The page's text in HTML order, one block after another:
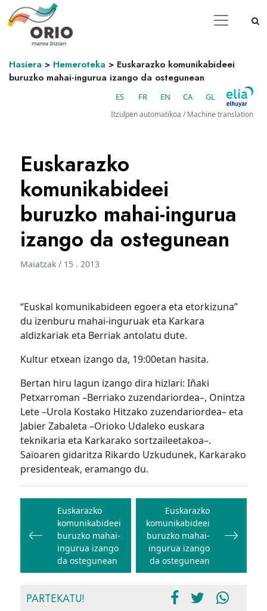
Hasiera > Hemeroteka > Euskarazko komunikabideei
buruzko mahai-ingurua izango da ostegunean
ES FR EN CA GL
Itzulpen automatikoa / Machine translation
Euskarazko
komunikabideei
buruzko mahai-ingurua
izango da ostegunean
Maiatzak / 15 . 2013
“Euskal komunikabideen egoera eta etorkizuna”
du izenburu mahai-inguruak eta Karkara
aldizkariak eta Berriak antolatu dute.
Kultur etxean izango da, 19:00etan hasita.
Bertan hiru lagun izango dira hizlari: Iñaki
Petxarroman –Berriako zuzendariordea–, Onintza
Lete –Urola Kostako Hitzako zuzendariordea– eta
Jabier Zabaleta –Orioko Udaleko euskara
teknikaria eta Karkarako sortzaileetakoa–.
Saioaren gidaritza Rikardo Uzkudunek, Karkarako
presidenteak, eramango du.
Bidalketetan
zehar
nabigatu
Euskarazko
komunikabideei
buruzko mahai-
ingurua izango
da ostegunean
Euskarazko
komunikabideei
buruzko mahai-
ingurua izango
da ostegunean
PARTEKATU!